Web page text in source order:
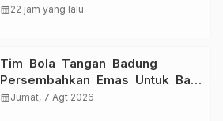
“Sembagi Arutala” untuk Lindungi
calendar_month22 jam yang lalu
Tim Bola Tangan Badung
Persembahkan Emas Untuk Bali
, Taklukkan Jawa Tengah Di
calendar_monthJumat, 7 Agt 2026